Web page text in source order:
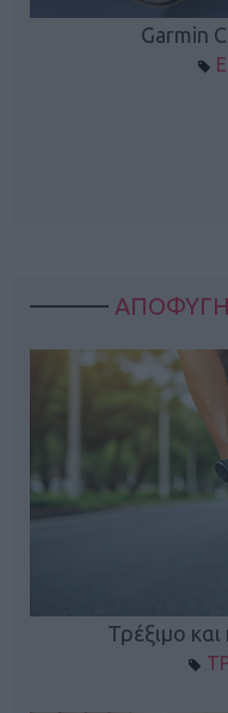
Garmin
Τρέξιμο